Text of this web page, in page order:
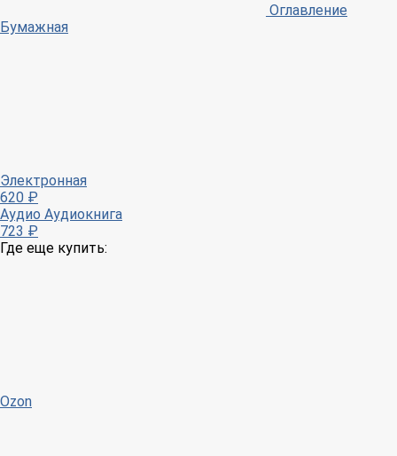
Оглавление
Бумажная
Электронная
620 ₽
Аудио Аудиокнига
723 ₽
Где еще купить:
Ozon